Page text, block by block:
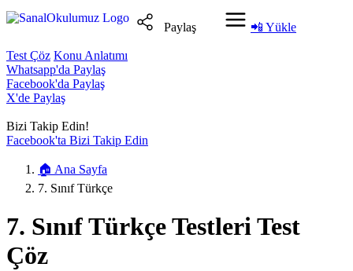
Paylaş 📲 Yükle
Test Çöz Konu Anlatımı
Whatsapp'da Paylaş
Facebook'da Paylaş
X'de Paylaş
Bizi Takip Edin!
Facebook'ta Bizi Takip Edin
🏠 Ana Sayfa
7. Sınıf Türkçe
7. Sınıf Türkçe Testleri Test
Çöz